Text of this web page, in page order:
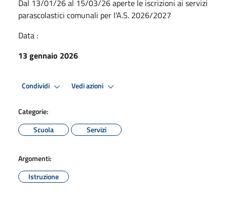
Dal 13/01/26 al 15/03/26 aperte le iscrizioni ai servizi
parascolastici comunali per l'A.S. 2026/2027
Data :
13 gennaio 2026
Condividi Vedi azioni
Categorie:
Scuola
Servizi
Argomenti:
Istruzione